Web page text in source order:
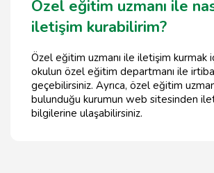
Özel eğitim uzmanı ile
iletişim kurabilirim?
Özel eğitim uzmanı ile iletişim kurmak
okulun özel eğitim departmanı ile
geçebilirsiniz. Ayrıca, özel eğitim
bulunduğu kurumun web sitesinden
bilgilerine ulaşabilirsiniz.